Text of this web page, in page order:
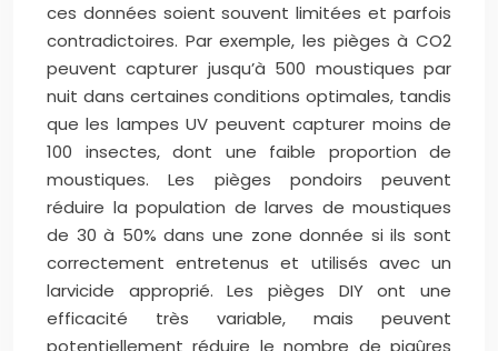
ces données soient souvent limitées et parfois
contradictoires. Par exemple, les pièges à CO2
peuvent capturer jusqu’à 500 moustiques par
nuit dans certaines conditions optimales, tandis
que les lampes UV peuvent capturer moins de
100 insectes, dont une faible proportion de
moustiques. Les pièges pondoirs peuvent
réduire la population de larves de moustiques
de 30 à 50% dans une zone donnée si ils sont
correctement entretenus et utilisés avec un
larvicide approprié. Les pièges DIY ont une
efficacité très variable, mais peuvent
potentiellement réduire le nombre de piqûres